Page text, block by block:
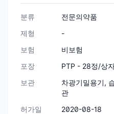
분류
전문의약품
제형
-
보험
비보험
포장
PTP - 28정/상
보관
차광기밀용기,
관
허가일
2020-08-18